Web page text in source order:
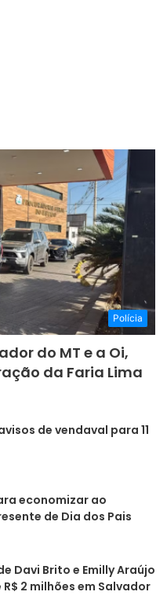
Polícia
do MT e a Oi,
da Faria Lima
de vendaval para 11
economizar ao
de Dia dos Pais
Davi Brito e Emilly Araújo
2 milhões em Salvador